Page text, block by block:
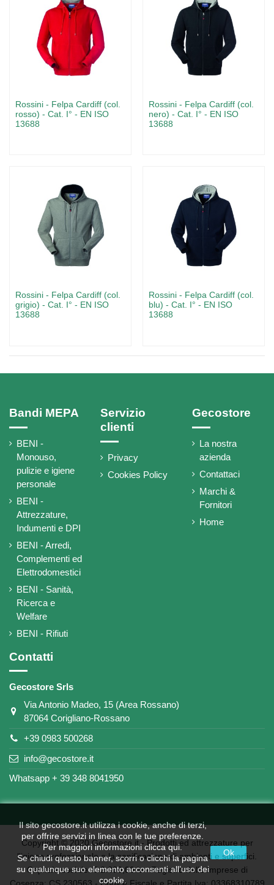
Rossini - Felpa Cardiff (col.
rosso) - Cat. I° - EN ISO
13688
Rossini - Felpa Cardiff (col.
nero) - Cat. I° - EN ISO
13688
Rossini - Felpa Cardiff (col.
grigio) - Cat. I° - EN ISO
13688
Rossini - Felpa Cardiff (col.
blu) - Cat. I° - EN ISO
13688
Bandi MEPA
BENI -
Monouso,
pulizie e igiene
personale
BENI -
Attrezzature,
Indumenti e DPI
BENI - Arredi,
Complementi ed
Elettrodomestici
BENI - Sanità,
Ricerca e
Welfare
BENI - Rifiuti
Servizio
clienti
Privacy
Cookies Policy
Gecostore
La nostra
azienda
Contattaci
Marchi &
Fornitori
Home
Contatti
Gecostore Srls
Via Antonio Madeo, 15 (Area Rossano)
87064 Corigliano-Rossano
+39 0983 500268
info@gecostore.it
Whatsapp + 39 348 8041950
Il sito gecostore.it utilizza i cookie, anche di terzi,
per offrire servizi in linea con le tue preferenze.
Per maggiori informazioniclicca qui.
Se chiudi questo banner, scorri o clicchi la pagina
su qualunque suo elemento acconsenti all’uso dei
cookie.
Ok
Copyright © 2020 Gecostore.it - ​​Prodotti ed attrezzature per
l'igiene professionale e la sanificazione di ambienti e superfici.
Capitale sociale: € 2.000,00 iv - Registro delle Imprese di